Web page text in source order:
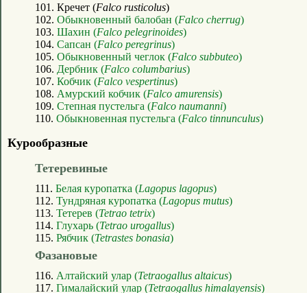
101. Кречет (Falco rusticolus)
102. Обыкновенный балобан (Falco cherrug)
103. Шахин (Falco pelegrinoides)
104. Сапсан (Falco peregrinus)
105. Обыкновенный чеглок (Falco subbuteo)
106. Дербник (Falco columbarius)
107. Кобчик (Falco vespertinus)
108. Амурский кобчик (Falco amurensis)
109. Степная пустельга (Falco naumanni)
110. Обыкновенная пустельга (Falco tinnunculus)
Курообразные
Тетеревиные
111. Белая куропатка (Lagopus lagopus)
112. Тундряная куропатка (Lagopus mutus)
113. Тетерев (Tetrao tetrix)
114. Глухарь (Tetrao urogallus)
115. Рябчик (Tetrastes bonasia)
Фазановые
116. Алтайский улар (Tetraogallus altaicus)
117. Гималайский улар (Tetraogallus himalayensis)